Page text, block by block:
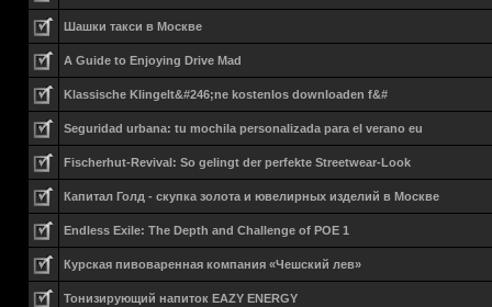
Шашки такси в Москве
A Guide to Enjoying Drive Mad
Klassische Klingelt&#246;ne kostenlos downloaden f&#
Seguridad urbana: tu mochila personalizada para el verano eu
Fischerhut-Revival: So gelingt der perfekte Streetwear-Look
Капитал Голд - скупка золота и ювелирных изделий в Москве
Endless Exile: The Depth and Challenge of POE 1
Курская пивоваренная компания «Чешский лев»
Тонизирующий напиток EAZY ENERGY